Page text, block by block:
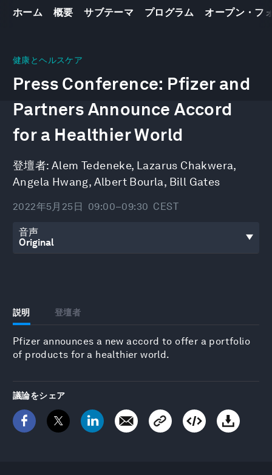
ホーム 概要 サブテーマ プログラム オープン・フ
健康とヘルスケア
Press Conference: Pfizer and
Partners Announce Accord
for a Healthier World
登壇者: Alem Tedeneke, Lazarus Chakwera,
Angela Hwang, Albert Bourla, Bill Gates
2022年5月25日 09:00–09:30 CEST
音声
説明 登壇者
Pfizer announces a new accord to offer a portfolio
of products for a healthier world.
議論をシェア
seconds
29
minutes,
seconds